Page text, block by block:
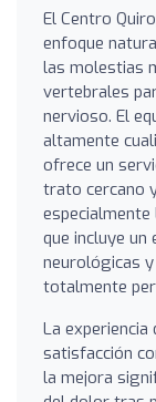
El Centro
enfoque
las molestias
vertebrales
nervioso. El
altamente
ofrece un
trato cercano
que incluye un
neurológicas
totalmente
La
satisfacción
la mejora